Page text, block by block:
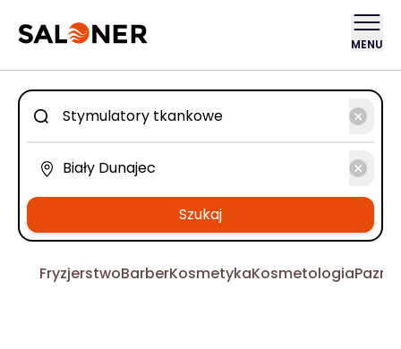
MENU
Szukaj
FryzjerstwoBarberKosmetykaKosmetologia